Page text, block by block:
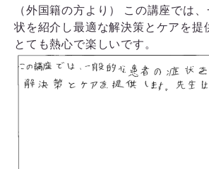
（外国籍の方より） この講座では
状を紹介し最適な解決策とケアを提
とても熱心で楽しいです。